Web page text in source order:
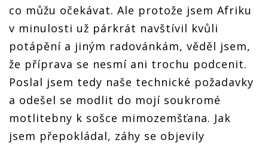
co můžu očekávat. Ale protože jsem Afriku
v minulosti už párkrát navštívil kvůli
potápění a jiným radovánkám, věděl jsem,
že příprava se nesmí ani trochu podcenit.
Poslal jsem tedy naše technické požadavky
a odešel se modlit do mojí soukromé
motlitebny k sošce mimozemšťana. Jak
jsem přepokládal, záhy se objevily